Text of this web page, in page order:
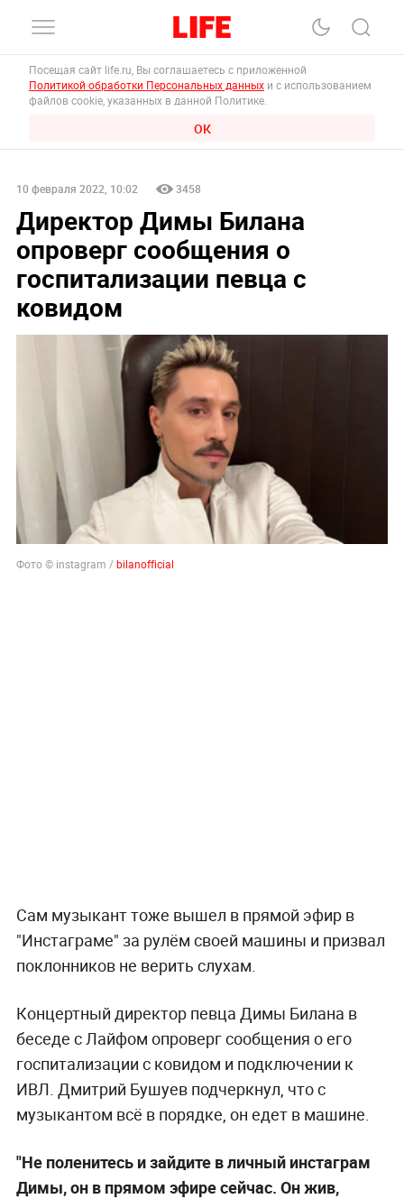
Посещая сайт life.ru, Вы соглашаетесь с приложенной
Политикой обработки Персональных данных и с использованием
файлов cookie, указанных в данной Политике.
ОК
10 февраля 2022, 10:02 3458
Директор Димы Билана
опроверг сообщения о
госпитализации певца с
ковидом
Фото © instagram /bilanofficial
Сам музыкант тоже вышел в прямой эфир в
"Инстаграме" за рулём своей машины и призвал
поклонников не верить слухам.
Концертный директор певца Димы Билана в
беседе с Лайфом опроверг сообщения о его
госпитализации с ковидом и подключении к
ИВЛ. Дмитрий Бушуев подчеркнул, что с
музыкантом всё в порядке, он едет в машине.
"Не поленитесь и зайдите в личный инстаграм
Димы, он в прямом эфире сейчас. Он жив,